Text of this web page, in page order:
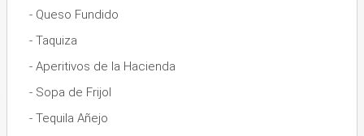
- Queso Fundido
- Taquiza
- Aperitivos de la Hacienda
- Sopa de Frijol
- Tequila Añejo